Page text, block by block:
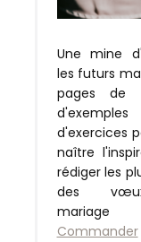
Une mine
les futurs
pages de
d'exercices
naître
rédiger les
des
Commander